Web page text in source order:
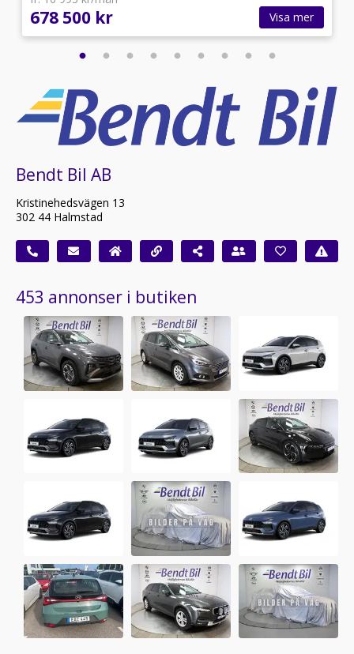
678 500 kr Visa mer
Bendt Bil AB
Kristinehedsvägen 13
302 44 Halmstad
453 annonser i butiken